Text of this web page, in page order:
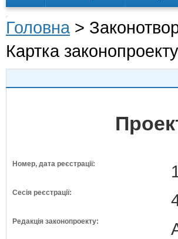
Головна >
Картка
Номер, дата реєстрації:
Сесія реєстрації:
Редакція законопроекту: